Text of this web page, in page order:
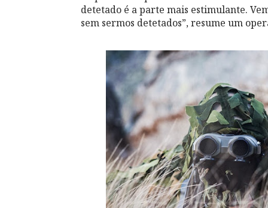
detetado é a parte mais estimulante.
sem sermos detetados”, resume um